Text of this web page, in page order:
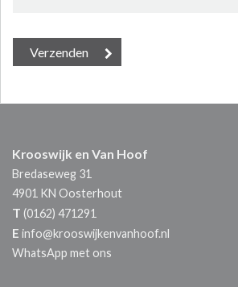
Krooswijk en Van Hoof
Bredaseweg 31
4901 KN Oosterhout
T (0162) 471291
E info@krooswijkenvanhoof.nl
WhatsApp met ons